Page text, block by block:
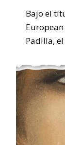
Bajo el
Padilla, el